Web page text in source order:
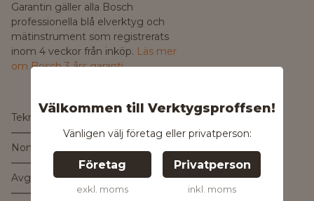
Välkommen till Verktygsproffsen!
Vänligen välj företag eller privatperson:
Företag
exkl. moms
Privatperson
inkl. moms
Garantin gäller alla Bosch
professionella blå elverktyg och
mätinstrument som registrerats
inom 4 veckor från inköp. Läs mer
om Bosch 3 års garanti.
Tekniska data:
Nom. effektförbrukning
Avgiven effekt 450 W